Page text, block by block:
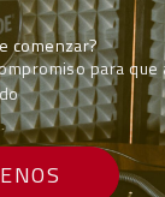
comenzar?
para